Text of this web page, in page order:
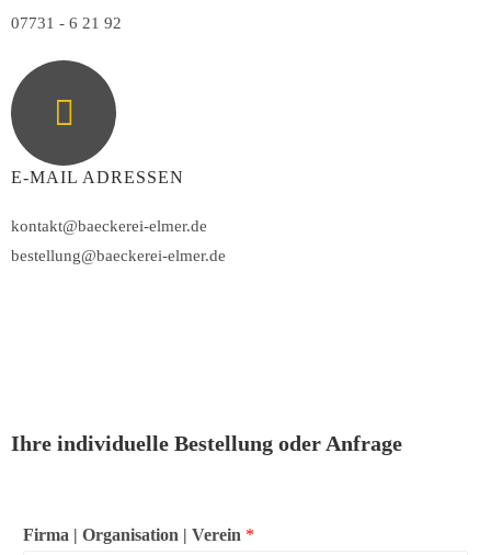
07731 - 6 21 92
E-MAIL ADRESSEN
kontakt@baeckerei-elmer.de
bestellung@baeckerei-elmer.de
Ihre individuelle Bestellung oder Anfrage
Firma | Organisation | Verein *